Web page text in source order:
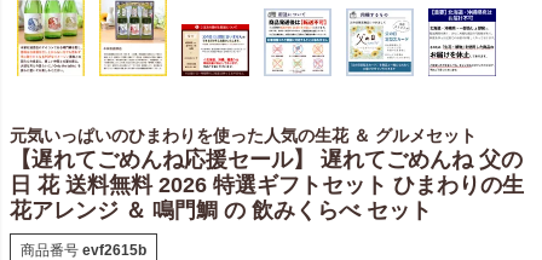
元気いっぱいのひまわりを使った人気の生花 ＆ グルメセット
【遅れてごめんね応援セール】 遅れてごめんね 父の
日 花 送料無料 2026 特選ギフトセット ひまわりの生
花アレンジ ＆ 鳴門鯛 の 飲みくらべ セット
商品番号 evf2615b